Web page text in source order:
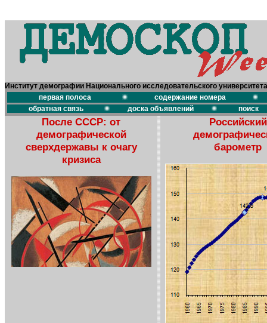
Институт демографии Национального исследовательского
первая полоса
содержание номера
обратная связь
доска объявлений поиск
После СССР: от
демографической
сверхдержавы к очагу
кризиса
Российский
барометр